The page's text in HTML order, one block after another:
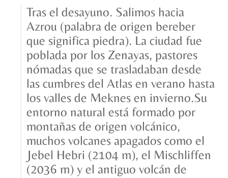
Tras el desayuno. Salimos hacia
Azrou (palabra de origen bereber
que significa piedra). La ciudad fue
poblada por los Zenayas, pastores
nómadas que se trasladaban desde
las cumbres del Atlas en verano hasta
los valles de Meknes en invierno.Su
entorno natural está formado por
montañas de origen volcánico,
muchos volcanes apagados como el
Jebel Hebri (2104 m), el Mischliffen
(2036 m) y el antiguo volcán de